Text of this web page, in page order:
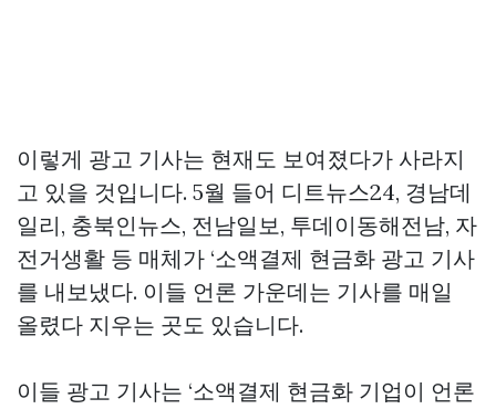
이렇게 광고 기사는 현재도 보여졌다가 사라지
고 있을 것입니다. 5월 들어 디트뉴스24, 경남데
일리, 충북인뉴스, 전남일보, 투데이동해전남, 자
전거생활 등 매체가 ‘소액결제 현금화 광고 기사
를 내보냈다. 이들 언론 가운데는 기사를 매일
올렸다 지우는 곳도 있습니다.
이들 광고 기사는 ‘소액결제 현금화 기업이 언론